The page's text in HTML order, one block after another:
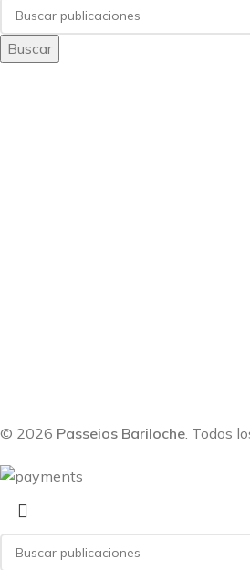
Buscar
© 2026 Passeios Bariloche. Todos